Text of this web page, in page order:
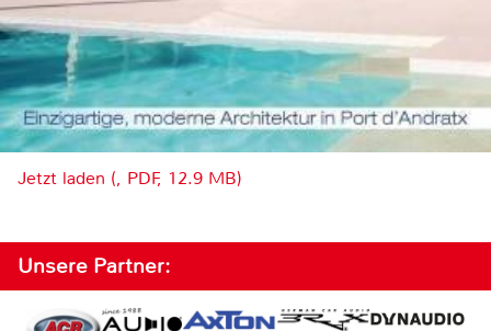
Jetzt laden (, PDF, 12.9 MB)
Unsere Partner: